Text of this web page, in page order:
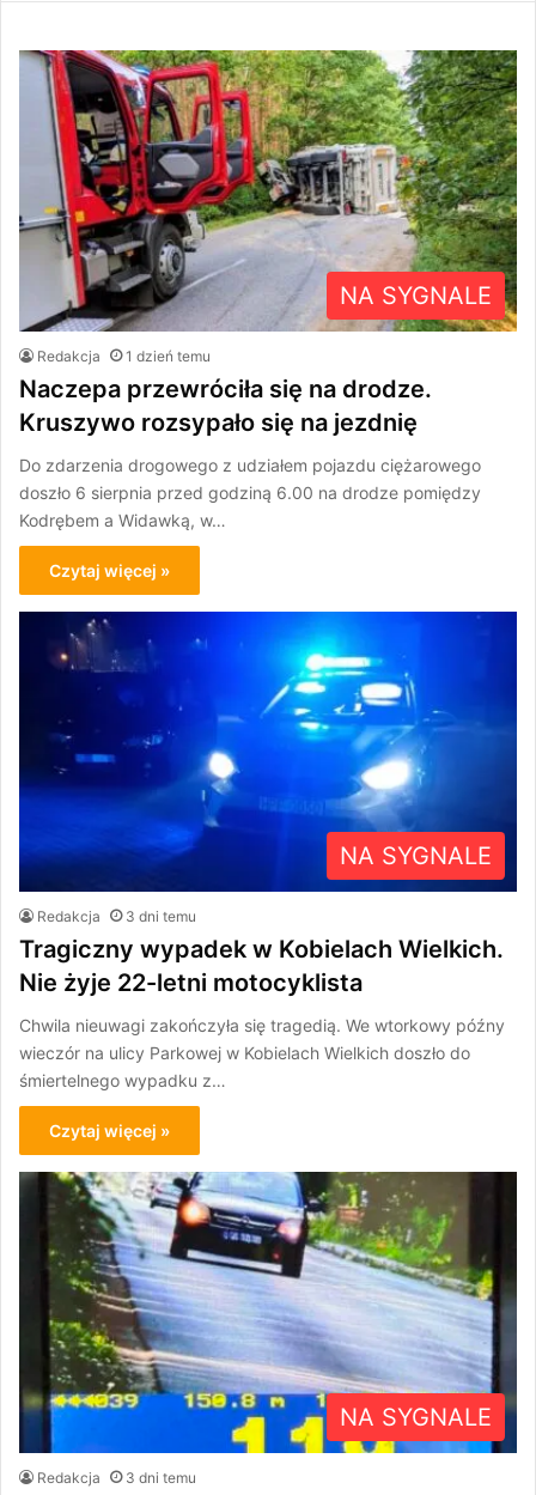
NA SYGNALE
Redakcja 1 dzień temu
Naczepa przewróciła się na drodze.
Kruszywo rozsypało się na jezdnię
Do zdarzenia drogowego z udziałem pojazdu ciężarowego
doszło 6 sierpnia przed godziną 6.00 na drodze pomiędzy
Kodrębem a Widawką, w…
Czytaj więcej »
NA SYGNALE
Redakcja 3 dni temu
Tragiczny wypadek w Kobielach Wielkich.
Nie żyje 22-letni motocyklista
Chwila nieuwagi zakończyła się tragedią. We wtorkowy późny
wieczór na ulicy Parkowej w Kobielach Wielkich doszło do
śmiertelnego wypadku z…
Czytaj więcej »
NA SYGNALE
Redakcja 3 dni temu